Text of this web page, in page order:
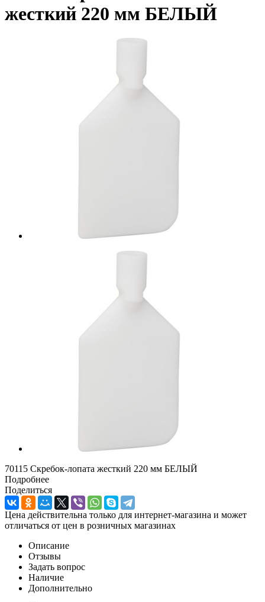
жесткий 220 мм БЕЛЫЙ
70115 Скребок-лопата жесткий 220 мм БЕЛЫЙ
Подробнее
Поделиться
Цена действительна только для интернет-магазина и может
отличаться от цен в розничных магазинах
Описание
Отзывы
Задать вопрос
Наличие
Дополнительно